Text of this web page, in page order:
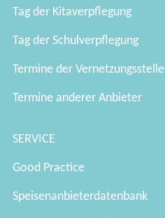
Tag der Kitaverpflegung
Tag der Schulverpflegung
Termine der Vernetzungsstelle
Termine anderer Anbieter
SERVICE
Good Practice
Speisenanbieterdatenbank